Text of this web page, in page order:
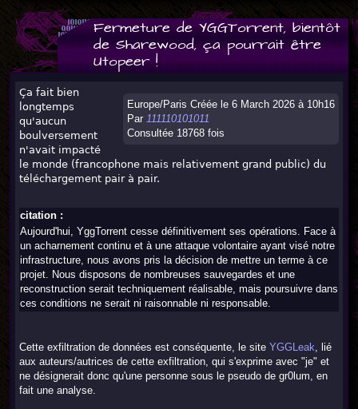
Fermeture de YGGTorrent, bientôt
de Sharewood, ça pourrait être
Utopeer !
Europe/Paris Créée le 6 March 2026 à 10h16
Par 111110101011
Consultée 18768 fois
Ça fait bien
longtemps
qu'aucun
boulversement
n'avait impacté
le monde (francophone mais relativement grand public) du
téléchargement pair à pair.
citation :
Aujourd'hui, YggTorrent cesse définitivement ses opérations. Face à
un acharnement continu et à une attaque volontaire ayant visé notre
infrastructure, nous avons pris la décision de mettre un terme à ce
projet. Nous disposons de nombreuses sauvegardes et une
reconstruction serait techniquement réalisable, mais poursuivre dans
ces conditions ne serait ni raisonnable ni responsable.
Cette exfiltration de données est conséquente, le site YGGLeak, lié
aux auteurs/autrices de cette exfiltration, qui s'exprime avec "je" et
ne désignerait donc qu'une personne sous le pseudo de gr0lum, en
fait une analyse.